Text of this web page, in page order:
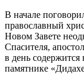
В начале
православный
Новом Завете
Спасителя,
в день
памятнике